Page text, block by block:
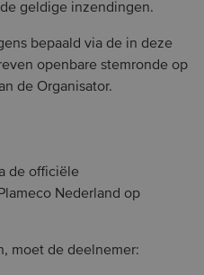
geldige inzendingen.
bepaald via de in deze
openbare stemronde op
de Organisator.
de officiële
Nederland op
moet de deelnemer: